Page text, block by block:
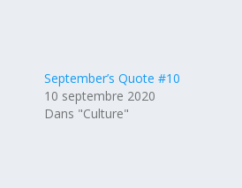
September’s Quote #10
10 septembre 2020
Dans "Culture"